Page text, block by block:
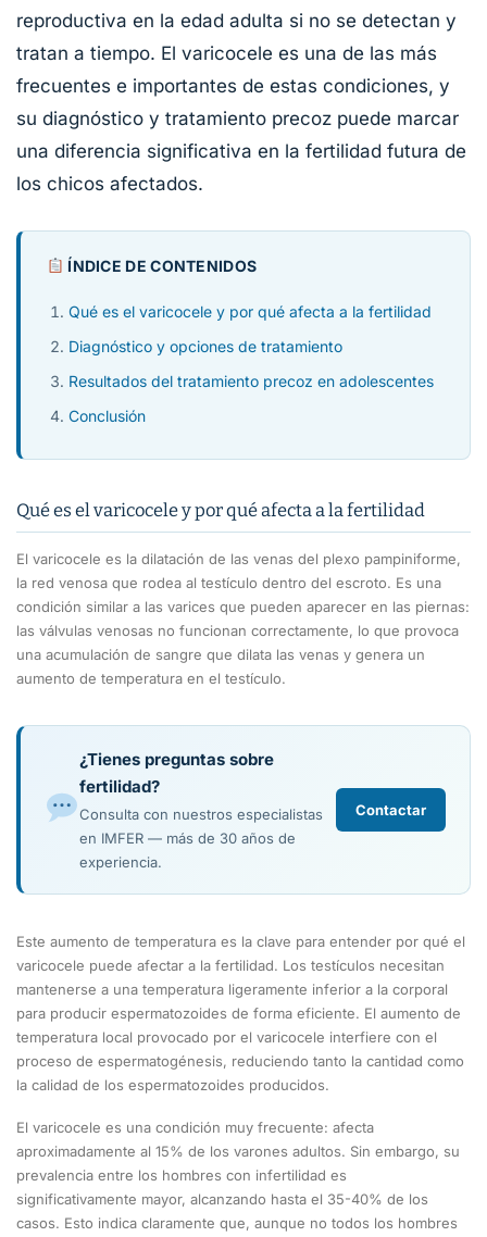
reproductiva en la edad adulta si no se detectan y
tratan a tiempo. El varicocele es una de las más
frecuentes e importantes de estas condiciones, y
su diagnóstico y tratamiento precoz puede marcar
una diferencia significativa en la fertilidad futura de
los chicos afectados.
ÍNDICE DE CONTENIDOS
Qué es el varicocele y por qué afecta a la fertilidad
Diagnóstico y opciones de tratamiento
Resultados del tratamiento precoz en adolescentes
Conclusión
Qué es el varicocele y por qué afecta a la fertilidad
El varicocele es la dilatación de las venas del plexo pampiniforme,
la red venosa que rodea al testículo dentro del escroto. Es una
condición similar a las varices que pueden aparecer en las piernas:
las válvulas venosas no funcionan correctamente, lo que provoca
una acumulación de sangre que dilata las venas y genera un
aumento de temperatura en el testículo.
¿Tienes preguntas sobre
fertilidad?
Consulta con nuestros especialistas
en IMFER — más de 30 años de
experiencia.
Contactar
Este aumento de temperatura es la clave para entender por qué el
varicocele puede afectar a la fertilidad. Los testículos necesitan
mantenerse a una temperatura ligeramente inferior a la corporal
para producir espermatozoides de forma eficiente. El aumento de
temperatura local provocado por el varicocele interfiere con el
proceso de espermatogénesis, reduciendo tanto la cantidad como
la calidad de los espermatozoides producidos.
El varicocele es una condición muy frecuente: afecta
aproximadamente al 15% de los varones adultos. Sin embargo, su
prevalencia entre los hombres con infertilidad es
significativamente mayor, alcanzando hasta el 35-40% de los
casos. Esto indica claramente que, aunque no todos los hombres